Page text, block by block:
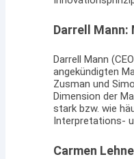
Darrell Mann:
Darrell Mann
angekündigten
Zusman und
Dimension der
stark bzw. wie
Interpretations-
Carmen